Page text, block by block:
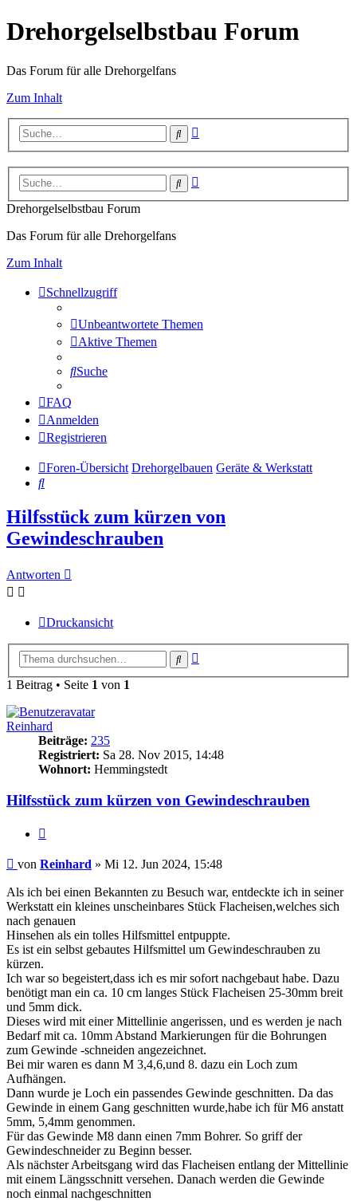
Drehorgelselbstbau Forum
Das Forum für alle Drehorgelfans
Zum Inhalt
Suche
Suche
Drehorgelselbstbau Forum
Das Forum für alle Drehorgelfans
Zum Inhalt
Schnellzugriff
Unbeantwortete Themen
Aktive Themen
Suche
FAQ
Anmelden
Registrieren
Foren-Übersicht Drehorgelbauen Geräte & Werkstatt
Suche
Hilfsstück zum kürzen von
Gewindeschrauben
Antworten
Druckansicht
Suche
1 Beitrag • Seite 1 von 1
Reinhard
Beiträge: 235
Registriert: Sa 28. Nov 2015, 14:48
Wohnort: Hemmingstedt
Hilfsstück zum kürzen von Gewindeschrauben
Beitrag
von Reinhard » Mi 12. Jun 2024, 15:48
Als ich bei einen Bekannten zu Besuch war, entdeckte ich in seiner
Werkstatt ein kleines unscheinbares Stück Flacheisen,welches sich
nach genauen
Hinsehen als ein tolles Hilfsmittel entpuppte.
Es ist ein selbst gebautes Hilfsmittel um Gewindeschrauben zu
kürzen.
Ich war so begeistert,dass ich es mir sofort nachgebaut habe. Dazu
benötigt man ein ca. 10 cm langes Stück Flacheisen 25-30mm breit
und 5mm dick.
Dieses wird mit einer Mittellinie angerissen, und es werden je nach
Bedarf mit ca. 10mm Abstand Markierungen für die Bohrungen
zum Gewinde -schneiden angezeichnet.
Bei mir waren es dann M 3,4,6,und 8. dazu ein Loch zum
Aufhängen.
Dann wurde je Loch ein passendes Gewinde geschnitten. Da das
Gewinde in einem Gang geschnitten wurde,habe ich für M6 anstatt
5mm, 5,4mm genommen.
Für das Gewinde M8 dann einen 7mm Bohrer. So griff der
Gewindeschneider zu Beginn besser.
Als nächster Arbeitsgang wird das Flacheisen entlang der Mittellinie
mit einem Längsschnitt versehen. Danach werden die Gewinde
noch einmal nachgeschnitten